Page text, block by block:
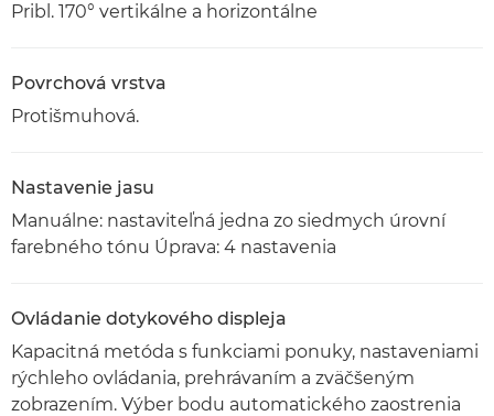
Pribl. 170° vertikálne a horizontálne
Povrchová vrstva
Protišmuhová.
Nastavenie jasu
Manuálne: nastaviteľná jedna zo siedmych úrovní
farebného tónu Úprava: 4 nastavenia
Ovládanie dotykového displeja
Kapacitná metóda s funkciami ponuky, nastaveniami
rýchleho ovládania, prehrávaním a zväčšeným
zobrazením. Výber bodu automatického zaostrenia